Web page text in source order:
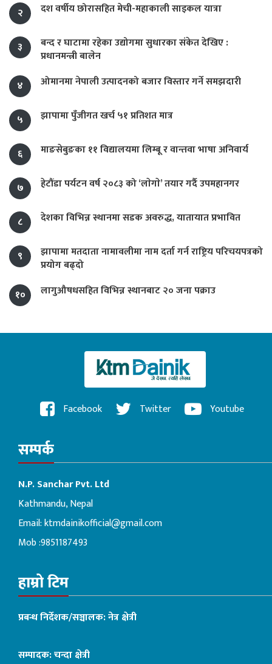
२ दश वर्षीय छोरासहित मेची-महाकाली साइकल यात्रा
३
बन्द र घाटामा रहेका उद्योगमा सुधारका संकेत देखिए :
प्रधानमन्त्री बालेन
४
ओमानमा नेपाली उत्पादनको बजार विस्तार गर्ने समझदारी
५ झापामा पुँजीगत खर्च ५१ प्रतिशत मात्र
६ माङसेबुङका ११ विद्यालयमा लिम्बू र वान्तवा भाषा अनिवार्य
७ हेटौंडा पर्यटन वर्ष २०८३ को ‘लाेगाे’ तयार गर्दै उपमहानगर
८ देशका विभिन्न स्थानमा सडक अवरुद्ध, यातायात प्रभावित
९
झापामा मतदाता नामावलीमा नाम दर्ता गर्न राष्ट्रिय परिचयपत्रको
प्रयोग बढ्दो
१०
लागुऔषधसहित विभिन्न स्थानबाट २० जना पक्राउ
Facebook Twitter Youtube
सम्पर्क
N.P. Sanchar Pvt. Ltd
Kathmandu, Nepal
Email:ktmdainikofficial@gmail.com
Mob :9851187493
हाम्रो टिम
प्रबन्ध निर्देशक/सञ्चालक: नेत्र क्षेत्री
सम्पादक: चन्दा क्षेत्री